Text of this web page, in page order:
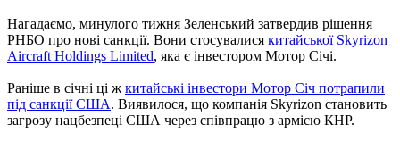
Нагадаємо, минулого тижня Зеленський затвердив рішення
РНБО про нові санкції. Вони стосувалися китайської Skyrizon
Aircraft Holdings Limited, яка є інвестором Мотор Січі.
Раніше в січні ці ж китайські інвестори Мотор Січ потрапили
під санкції США. Виявилося, що компанія Skyrizon становить
загрозу нацбезпеці США через співпрацю з армією КНР.